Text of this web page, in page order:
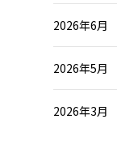
2026年6月
2026年5月
2026年3月